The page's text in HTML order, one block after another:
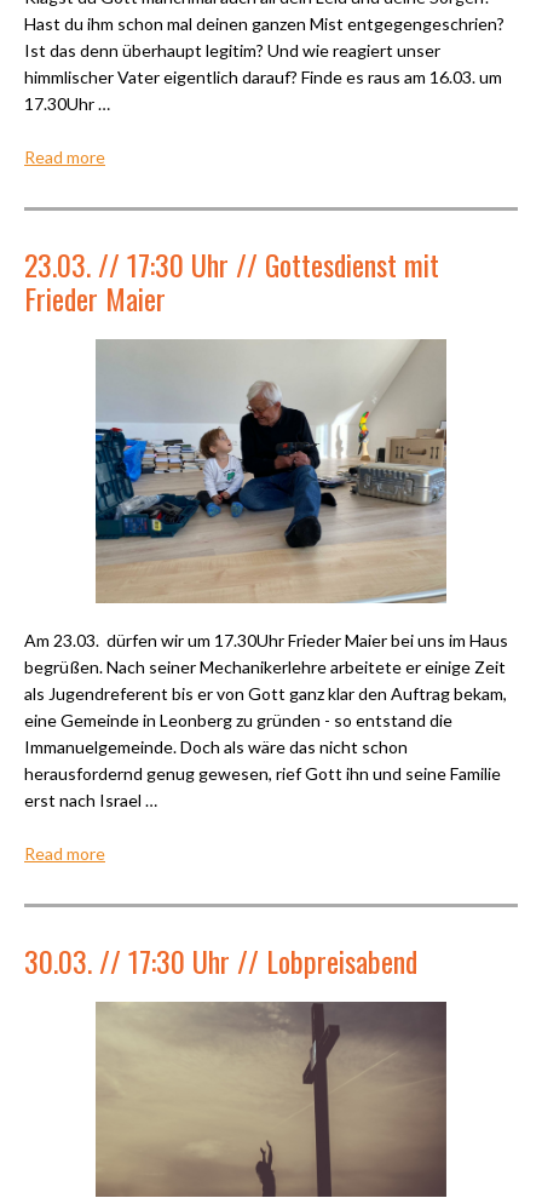
Hast du ihm schon mal deinen ganzen Mist entgegengeschrien?
Ist das denn überhaupt legitim? Und wie reagiert unser
himmlischer Vater eigentlich darauf? Finde es raus am 16.03. um
17.30Uhr …
Read more
23.03. // 17:30 Uhr // Gottesdienst mit
Frieder Maier
Am 23.03. dürfen wir um 17.30Uhr Frieder Maier bei uns im Haus
begrüßen. Nach seiner Mechanikerlehre arbeitete er einige Zeit
als Jugendreferent bis er von Gott ganz klar den Auftrag bekam,
eine Gemeinde in Leonberg zu gründen - so entstand die
Immanuelgemeinde. Doch als wäre das nicht schon
herausfordernd genug gewesen, rief Gott ihn und seine Familie
erst nach Israel …
Read more
30.03. // 17:30 Uhr // Lobpreisabend